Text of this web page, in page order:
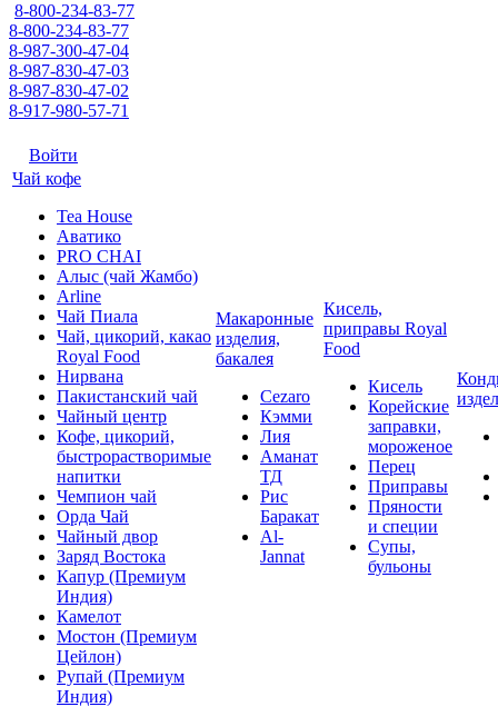
8-800-234-83-77
8-800-234-83-77
8-987-300-47-04
8-987-830-47-03
8-987-830-47-02
8-917-980-57-71
Войти
Чай кофе
Tea House
Аватико
PRO CHAI
Алыс (чай Жамбо)
Arline
Чай Пиала
Чай, цикорий, какао
Royal Food
Нирвана
Пакистанский чай
Чайный центр
Кофе, цикорий,
быстрорастворимые
напитки
Чемпион чай
Орда Чай
Чайный двор
Заряд Востока
Капур (Премиум
Индия)
Камелот
Мостон (Премиум
Цейлон)
Рупай (Премиум
Индия)
Макаронные
изделия,
бакалея
Cezaro
Кэмми
Лия
Аманат
ТД
Рис
Баракат
Al-
Jannat
Кисель,
приправы Royal
Food
Кисель
Корейские
заправки,
мороженое
Перец
Приправы
Пряности
и специи
Супы,
бульоны